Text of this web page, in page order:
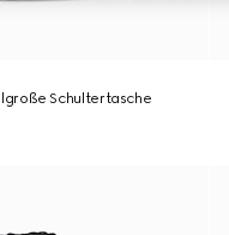
Schultertasche